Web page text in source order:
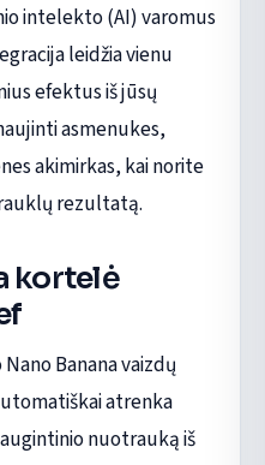
intelekto (AI) varomus
leidžia vienu
efektus iš jūsų
asmenukes,
akimirkas, kai norite
rezultatą.
kortelė
Banana vaizdų
atrenka
nuotrauką iš